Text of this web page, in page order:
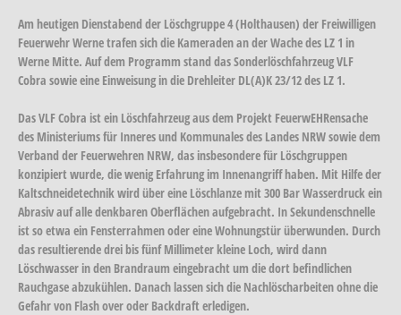
Am heutigen Dienstabend der Löschgruppe 4 (Holthausen) der Freiwilligen
Feuerwehr Werne trafen sich die Kameraden an der Wache des LZ 1 in
Werne Mitte. Auf dem Programm stand das Sonderlöschfahrzeug VLF
Cobra sowie eine Einweisung in die Drehleiter DL(A)K 23/12 des LZ 1.
Das VLF Cobra ist ein Löschfahrzeug aus dem Projekt FeuerwEHRensache
des Ministeriums für Inneres und Kommunales des Landes NRW sowie dem
Verband der Feuerwehren NRW, das insbesondere für Löschgruppen
konzipiert wurde, die wenig Erfahrung im Innenangriff haben. Mit Hilfe der
Kaltschneidetechnik wird über eine Löschlanze mit 300 Bar Wasserdruck ein
Abrasiv auf alle denkbaren Oberflächen aufgebracht. In Sekundenschnelle
ist so etwa ein Fensterrahmen oder eine Wohnungstür überwunden. Durch
das resultierende drei bis fünf Millimeter kleine Loch, wird dann
Löschwasser in den Brandraum eingebracht um die dort befindlichen
Rauchgase abzukühlen. Danach lassen sich die Nachlöscharbeiten ohne die
Gefahr von Flash over oder Backdraft erledigen.